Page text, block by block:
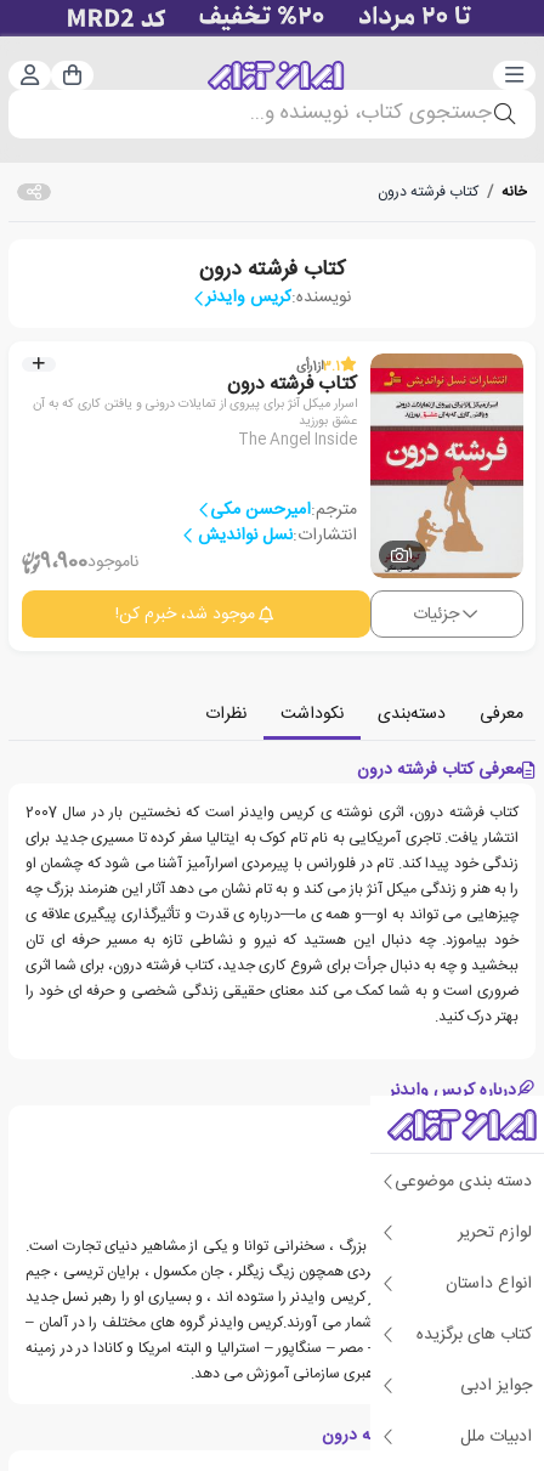
دسته‌بندی سبد
جستجوی کتاب، نویسنده و...
دسته بندی موضوعی
لوازم تحریر
انواع داستان
کتاب های برگزیده
جوایز ادبی
ادبیات ملل
خانه / کتاب فرشته درون
کتاب فرشته درون
نویسنده:کریس وایدنر
1
3.1از1رأی
کتاب فرشته درون
اسرار میکل آنژ برای پیروی از تمایلات درونی و یافتن کاری که به آن
عشق بورزید
The Angel Inside
مترجم:امیرحسن مکی
انتشارات:نسل نواندیش
ناموجود9،900
جزئیات موجود شد، خبرم کن!
معرفی دسته‌بندی نکوداشت
نظرات
معرفی کتاب فرشته درون
کتاب فرشته درون، اثری نوشته ی کریس وایدنر است که نخستین بار در سال 2007
انتشار یافت. تاجری آمریکایی به نام تام کوک به ایتالیا سفر کرده تا مسیری جدید برای
زندگی خود پیدا کند. تام در فلورانس با پیرمردی اسرارآمیز آشنا می شود که چشمان او
را به هنر و زندگی میکل آنژ باز می کند و به تام نشان می دهد آثار این هنرمند بزرگ چه
چیزهایی می تواند به او—و همه ی ما—درباره ی قدرت و تأثیرگذاری پیگیری علاقه ی
خود بیاموزد. چه دنبال این هستید که نیرو و نشاطی تازه به مسیر حرفه ای تان
ببخشید و چه به دنبال جرأت برای شروع کاری جدید، کتاب فرشته درون، برای شما اثری
ضروری است و به شما کمک می کند معنای حقیقی زندگی شخصی و حرفه ای خود را
بهتر درک کنید.
درباره کریس وایدنر
کریس وایدنر نویسنده ای بزرگ ، سخنرانی توانا و یکی از مشاهیر دنیای تجارت است.
استادان موفقیت و رشد فردی همچون زیگ زیگلر ، جان مکسول ، برایان تریسی ، جیم
ران ، و دنیس ویتلی ، آثار کریس وایدنر را ستوده اند ، و بسیاری او را رهبر نسل جدید
متخصصان رشد فردی به شمار می آورند.کریس وایدنر گروه های مختلف را در آلمان –
اسپانیا – روسیه – چین – مصر – سنگاپور – استرالیا و البته امریکا و کانادا در در زمینه
های توسعه شخصیت و رهبری سازمانی آموزش می دهد.
ویژگی های کتاب فرشته درون